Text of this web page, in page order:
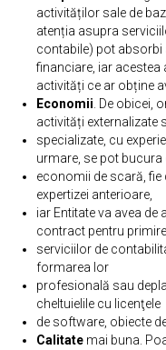
activităților sale de
atenția asupra
contabile) pot absorbi
financiare, iar acestea
activități ce ar obține
Economii . De obicei,
activități externalizate
specializate, cu
urmare, se pot bucura
economii de scară, fie
expertizei anterioare,
iar Entitate va avea
contract pentru
serviciilor de
formarea lor
profesională sau
cheltuielile cu licenţele
de software, obiecte
Calitate mai buna.